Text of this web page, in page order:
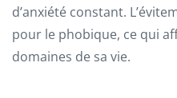
d’anxiété constant.
pour le phobique, ce qui
domaines de sa vie.